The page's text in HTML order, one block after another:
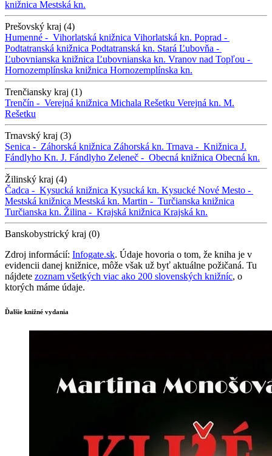
knižnica Mestská kn.
Prešovský kraj (4)
Humenné - Vihorlatská knižnica Vihorlatská kn. Poprad -
Podtatranská knižnica Podtatranská kn. Stará Ľubovňa -
Ľubovnianska knižnica Ľubovnianska kn. Vranov nad Topľou -
Hornozemplínska knižnica Hornozemplínska kn.
Trenčiansky kraj (1)
Trenčín - Verejná knižnica Michala Rešetku Verejná kn. M.
Rešetku
Trnavský kraj (3)
Senica - Záhorská knižnica Záhorská kn. Trnava - Knižnica J.
Fándlyho Kn. J. Fándlyho Zeleneč - Obecná knižnica Obecná kn.
Žilinský kraj (4)
Čadca - Kysucká knižnica Kysucká kn. Kysucké Nové Mesto -
Mestská knižnica Mestská kn. Martin - Turčianska knižnica
Turčianska kn. Žilina - Krajská knižnica Krajská kn.
Banskobystrický kraj (0)
Zdroj informácií: Infogate.sk. Údaje hovoria o tom, že kniha je v
evidencii danej knižnice, môže však už byť aktuálne požičaná. Tu
nájdete zoznam všetkých viac ako 200 slovenských knižníc, o
ktorých máme údaje.
Ďalšie knižné vydania